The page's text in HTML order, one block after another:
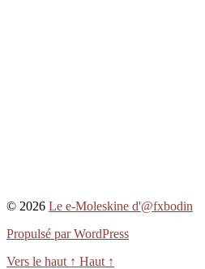
© 2026 Le e-Moleskine d'@fxbodin
Propulsé par WordPress
Vers le haut ↑ Haut ↑